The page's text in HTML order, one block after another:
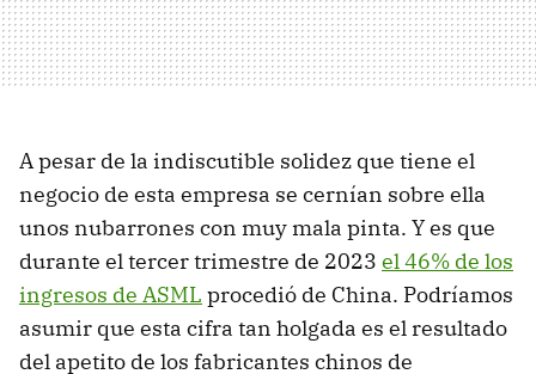
A pesar de la indiscutible solidez que tiene el
negocio de esta empresa se cernían sobre ella
unos nubarrones con muy mala pinta. Y es que
durante el tercer trimestre de 2023 el 46% de los
ingresos de ASML procedió de China. Podríamos
asumir que esta cifra tan holgada es el resultado
del apetito de los fabricantes chinos de